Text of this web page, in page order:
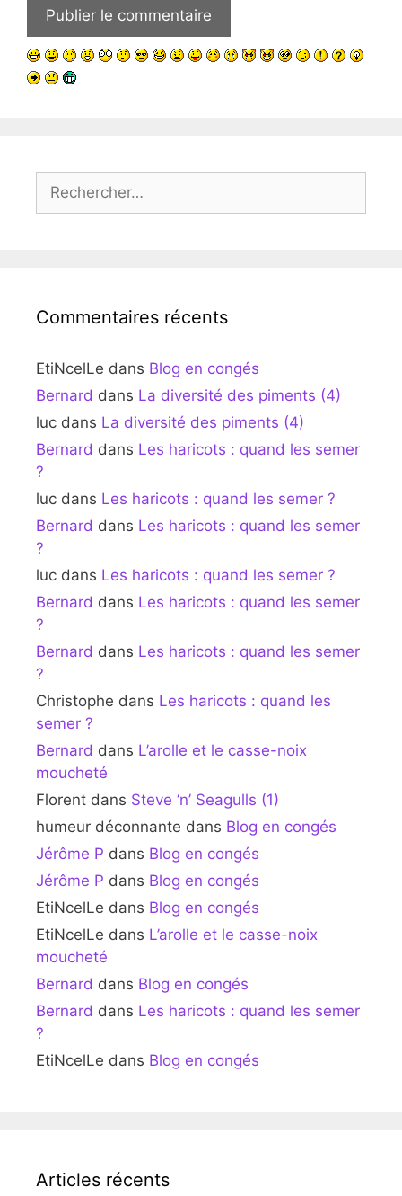
Commentaires récents
EtiNcelLe dans Blog en congés
Bernard dans La diversité des piments (4)
luc dans La diversité des piments (4)
Bernard dans Les haricots : quand les semer
?
luc dans Les haricots : quand les semer ?
Bernard dans Les haricots : quand les semer
?
luc dans Les haricots : quand les semer ?
Bernard dans Les haricots : quand les semer
?
Bernard dans Les haricots : quand les semer
?
Christophe dans Les haricots : quand les
semer ?
Bernard dans L’arolle et le casse-noix
moucheté
Florent dans Steve ‘n’ Seagulls (1)
humeur déconnante dans Blog en congés
Jérôme P dans Blog en congés
Jérôme P dans Blog en congés
EtiNcelLe dans Blog en congés
EtiNcelLe dans L’arolle et le casse-noix
moucheté
Bernard dans Blog en congés
Bernard dans Les haricots : quand les semer
?
EtiNcelLe dans Blog en congés
Articles récents